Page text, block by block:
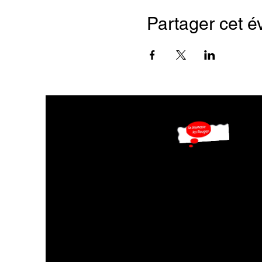
Partager cet